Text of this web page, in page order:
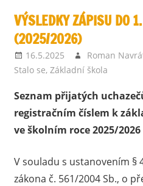
VÝSLEDKY ZÁPISU DO
(2025/2026)
16.5.2025 Roman
Stalo se, Základní škola
Seznam přijatých
registračním číslem k
ve školním roce 2025/2026
V souladu s ustanovením §
zákona č. 561/2004 Sb., o